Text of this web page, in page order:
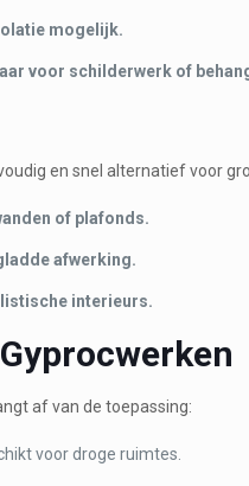
mogelijk.
voor schilderwerk of
en snel alternatief voor
of plafonds.
afwerking.
interieurs.
af van de toepassing:
voor droge ruimtes.